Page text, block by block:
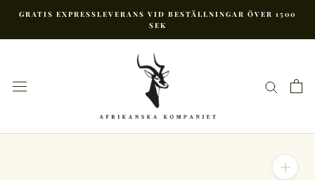
innehåll
GRATIS EXPRESSLEVERANS VID BESTÄLLNINGAR ÖVER 1500
SEK